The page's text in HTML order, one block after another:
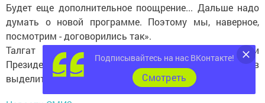
Будет еще дополнительное поощрение... Дальше надо
думать о новой программе. Поэтому мы, наверное,
посмотрим - договорились так».
Талгат Абдуллин, руководитель Госжилфонда при
Президенте РТ, в ответ заверял, что часть средств
выделит и бюджет республики, и сам Госжилфонд.
Подписывайтесь на нас ВКонтакте!
Cмотреть